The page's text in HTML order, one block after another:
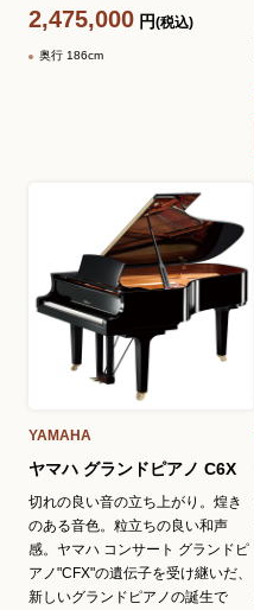
2,475,000円(税込)
奥行 186cm
YAMAHA
ヤマハ グランドピアノ C6X
切れの良い音の立ち上がり。煌き
のある音色。粒立ちの良い和声
感。ヤマハ コンサート グランドピ
アノ"CFX"の遺伝子を受け継いだ、
新しいグランドピアノの誕生で